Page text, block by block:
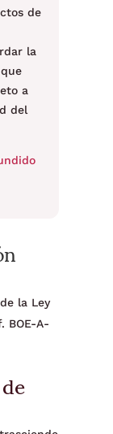
de
la
a
del
la Ley
BOE-A-